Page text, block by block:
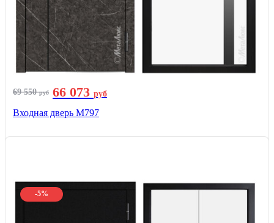
69 550руб 66 073 руб
Входная дверь М797
-5%